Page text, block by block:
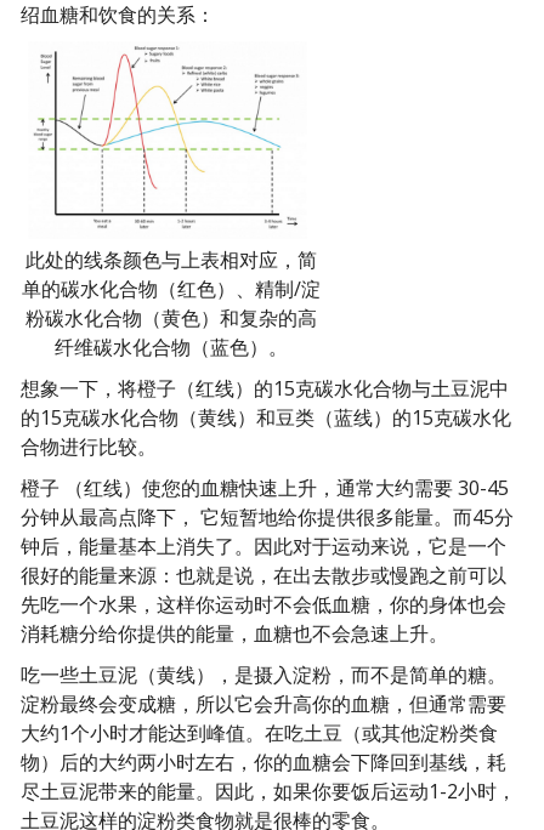
绍血糖和饮食的关系：
此处的线条颜色与上表相对应，简
单的碳水化合物（红色）、精制/淀
粉碳水化合物（黄色）和复杂的高
纤维碳水化合物（蓝色）。
想象一下，将橙子（红线）的15克碳水化合物与土豆泥中
的15克碳水化合物（黄线）和豆类（蓝线）的15克碳水化
合物进行比较。
橙子 （红线）使您的血糖快速上升，通常大约需要 30-45
分钟从最高点降下， 它短暂地给你提供很多能量。而45分
钟后，能量基本上消失了。因此对于运动来说，它是一个
很好的能量来源：也就是说，在出去散步或慢跑之前可以
先吃一个水果，这样你运动时不会低血糖，你的身体也会
消耗糖分给你提供的能量，血糖也不会急速上升。
吃一些土豆泥（黄线），是摄入淀粉，而不是简单的糖。
淀粉最终会变成糖，所以它会升高你的血糖，但通常需要
大约1个小时才能达到峰值。在吃土豆（或其他淀粉类食
物）后的大约两小时左右，你的血糖会下降回到基线，耗
尽土豆泥带来的能量。因此，如果你要饭后运动1-2小时，
土豆泥这样的淀粉类食物就是很棒的零食。